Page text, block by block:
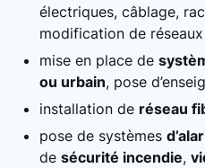
électriques, câblage,
modification de
mise en place de
ou urbain, pose
installation de réseau
pose de systèmes
de sécurité incendie,